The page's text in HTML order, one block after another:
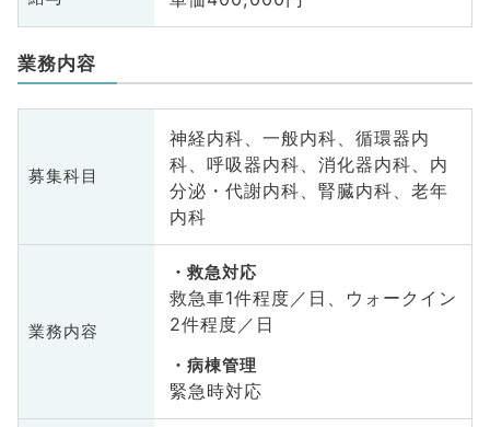
業務内容
募集科目
神経内科、一般内科、循環器内
科、呼吸器内科、消化器内科、内
分泌・代謝内科、腎臓内科、老年
内科
業務内容
救急対応
救急車1件程度／日、ウォークイン
2件程度／日
病棟管理
緊急時対応